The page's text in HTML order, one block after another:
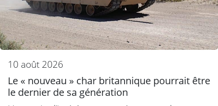
10 août 2026
Le « nouveau » char britannique pourrait être
le dernier de sa génération